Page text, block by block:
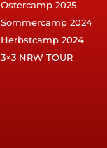
Ostercamp 2025
Sommercamp 2024
Herbstcamp 2024
3×3 NRW TOUR